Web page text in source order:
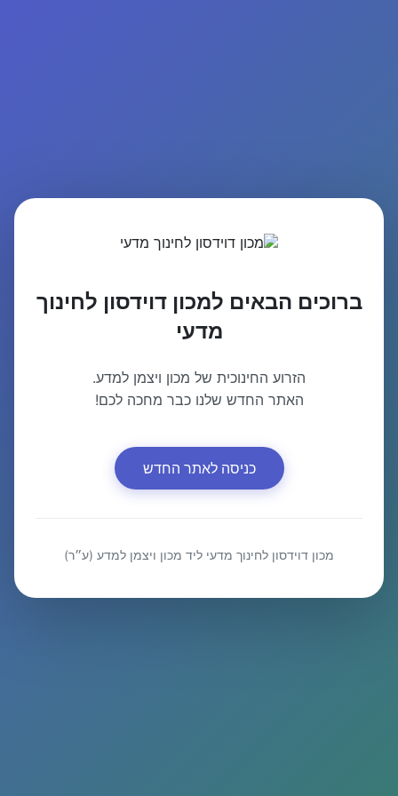
ברוכים הבאים למכון דוידסון לחינוך
מדעי
הזרוע החינוכית של מכון ויצמן למדע.
האתר החדש שלנו כבר מחכה לכם!
כניסה לאתר החדש
מכון דוידסון לחינוך מדעי ליד מכון ויצמן למדע (ע״ר)